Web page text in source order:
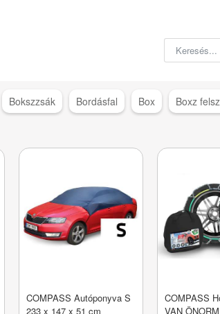
Bokszzsák Bordásfal Box Boxz
COMPASS Autóponyva S
233 x 147 x 51 cm
COMPASS